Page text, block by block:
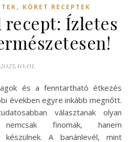
, KÖRET RECEPTEK
recept: Ízletes
2025.10.01.
években egyre inkább megnőtt.
választanak olyan
finomak, hanem
készülnek. A banánlevél, mint